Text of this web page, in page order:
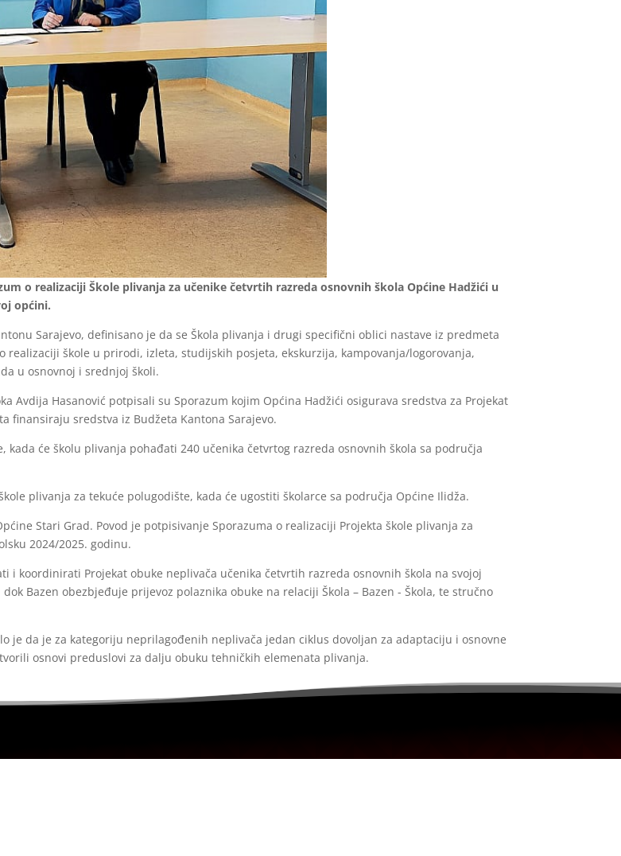
o realizaciji Škole plivanja za učenike četvrtih razreda osnovnih škola Općine Hadžići u
općini.
Sarajevo, definisano je da se Škola plivanja i drugi specifični oblici nastave iz predmeta
škole u prirodi, izleta, studijskih posjeta, ekskurzija, kampovanja/logorovanja,
u osnovnoj i srednjoj školi.
Avdija Hasanović potpisali su Sporazum kojim Općina Hadžići osigurava sredstva za Projekat
finansiraju sredstva iz Budžeta Kantona Sarajevo.
će školu plivanja pohađati 240 učenika četvrtog razreda osnovnih škola sa područja
plivanja za tekuće polugodište, kada će ugostiti školarce sa područja Općine Ilidža.
Stari Grad. Povod je potpisivanje Sporazuma o realizaciji Projekta škole plivanja za
2024/2025. godinu.
i koordinirati Projekat obuke neplivača učenika četvrtih razreda osnovnih škola na svojoj
Bazen obezbjeđuje prijevoz polaznika obuke na relaciji Škola – Bazen - Škola, te stručno
je da je za kategoriju neprilagođenih neplivača jedan ciklus dovoljan za adaptaciju i osnovne
osnovi preduslovi za dalju obuku tehničkih elemenata plivanja.